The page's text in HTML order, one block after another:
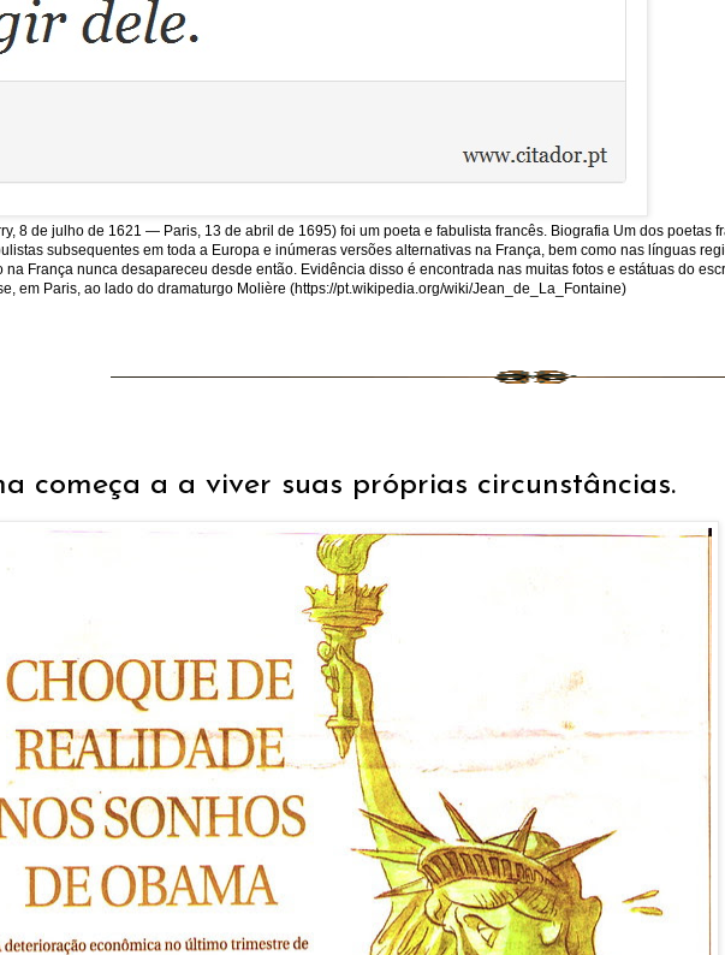
8 de julho de 1621 — Paris, 13 de abril de 1695) foi um poeta e fabulista francês. Biografia Um dos
subsequentes em toda a Europa e inúmeras versões alternativas na França, bem como nas línguas
França nunca desapareceu desde então. Evidência disso é encontrada nas muitas fotos e estátuas do
em Paris, ao lado do dramaturgo Molière (https://pt.wikipedia.org/wiki/Jean_de_La_Fontaine)
começa a a viver suas próprias circunstâncias.